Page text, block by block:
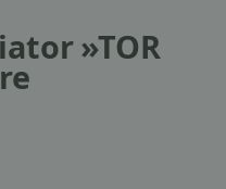
»TOR